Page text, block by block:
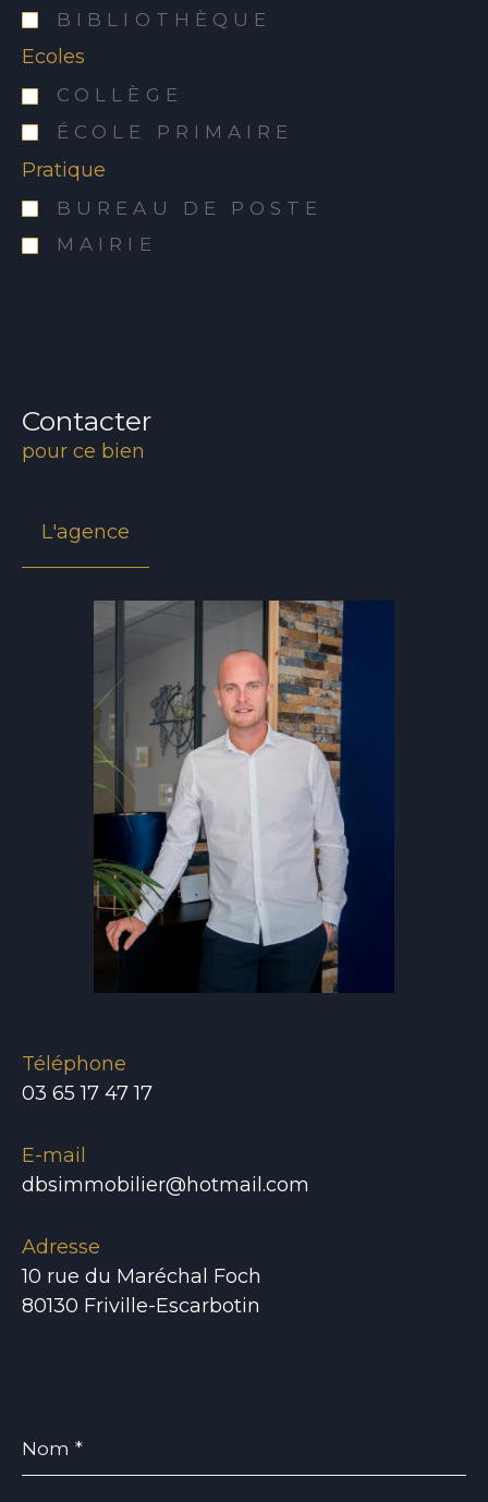
BIBLIOTHÈQUE
Ecoles
COLLÈGE
ÉCOLE PRIMAIRE
Pratique
BUREAU DE POSTE
MAIRIE
Contacter
pour ce bien
L'agence
Téléphone
03 65 17 47 17
E-mail
dbsimmobilier@hotmail.com
Adresse
10 rue du Maréchal Foch
80130 Friville-Escarbotin
*